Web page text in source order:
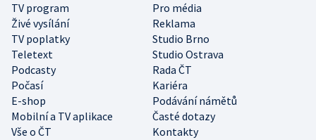
TV program
Pro média
Živé vysílání
Reklama
TV poplatky
Studio Brno
Teletext
Studio Ostrava
Podcasty
Rada ČT
Počasí
Kariéra
E-shop
Podávání námětů
Mobilní a TV aplikace
Časté dotazy
Vše o ČT
Kontakty